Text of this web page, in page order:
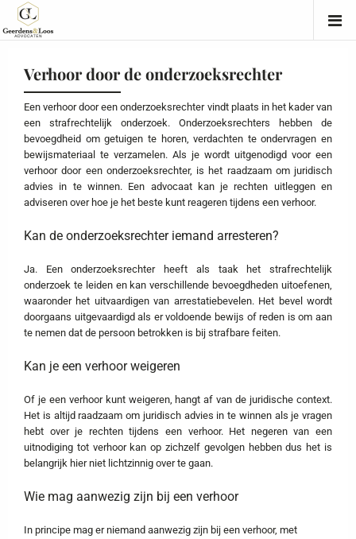
Verhoor door de onderzoeksrechter
Een verhoor door een onderzoeksrechter vindt plaats in het kader van
een strafrechtelijk onderzoek. Onderzoeksrechters hebben de
bevoegdheid om getuigen te horen, verdachten te ondervragen en
bewijsmateriaal te verzamelen. Als je wordt uitgenodigd voor een
verhoor door een onderzoeksrechter, is het raadzaam om juridisch
advies in te winnen. Een advocaat kan je rechten uitleggen en
adviseren over hoe je het beste kunt reageren tijdens een verhoor.
Kan de onderzoeksrechter iemand arresteren?
Ja. Een onderzoeksrechter heeft als taak het strafrechtelijk
onderzoek te leiden en kan verschillende bevoegdheden uitoefenen,
waaronder het uitvaardigen van arrestatiebevelen. Het bevel wordt
doorgaans uitgevaardigd als er voldoende bewijs of reden is om aan
te nemen dat de persoon betrokken is bij strafbare feiten.
Kan je een verhoor weigeren
Of je een verhoor kunt weigeren, hangt af van de juridische context.
Het is altijd raadzaam om juridisch advies in te winnen als je vragen
hebt over je rechten tijdens een verhoor. Het negeren van een
uitnodiging tot verhoor kan op zichzelf gevolgen hebben dus het is
belangrijk hier niet lichtzinnig over te gaan.
Wie mag aanwezig zijn bij een verhoor
In principe mag er niemand aanwezig zijn bij een verhoor, met